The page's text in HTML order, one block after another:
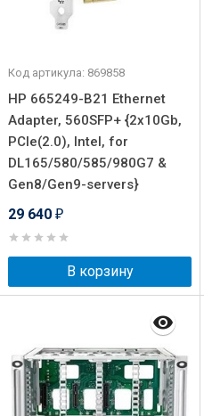
Код артикула: 869858
HP 665249-B21 Ethernet
Adapter, 560SFP+ {2x10Gb,
PCIe(2.0), Intel, for
DL165/580/585/980G7 &
Gen8/Gen9-servers}
29 640 ₽
В корзину